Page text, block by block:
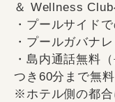
＆ Wellness
・プールサイド
・プールガバナレ
・島内通話無料
つき60分まで無料
※ホテル側の都合